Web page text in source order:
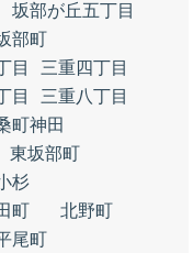
坂部が丘五丁目
部町
目
三重四丁目
目
三重八丁目
町神田
東坂部町
杉
町
北野町
尾町